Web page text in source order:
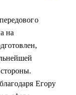
на
Егору